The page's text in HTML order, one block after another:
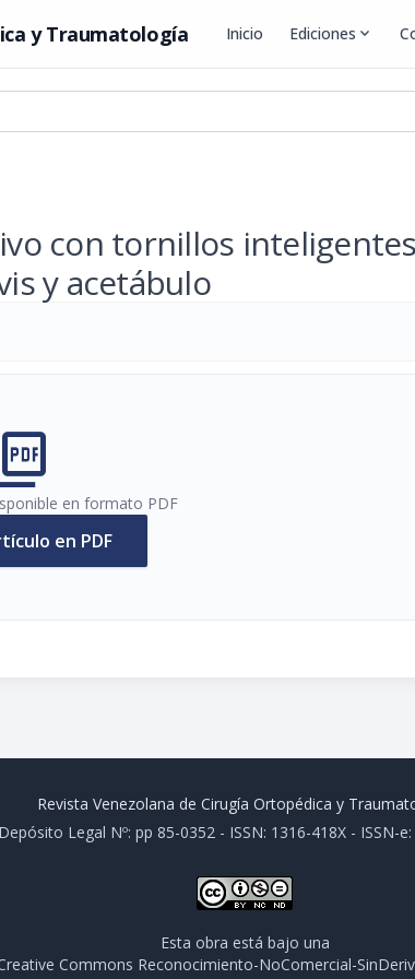
y Traumatología Inicio Ediciones expand_more
con tornillos inteligentes
y acetábulo
en formato PDF
en PDF
Revista Venezolana de Cirugía Ortopédica y
Depósito Legal Nº: pp 85-0352 - ISSN: 1316-418X - ISSN-
Esta obra está bajo una
Commons Reconocimiento-NoComercial-